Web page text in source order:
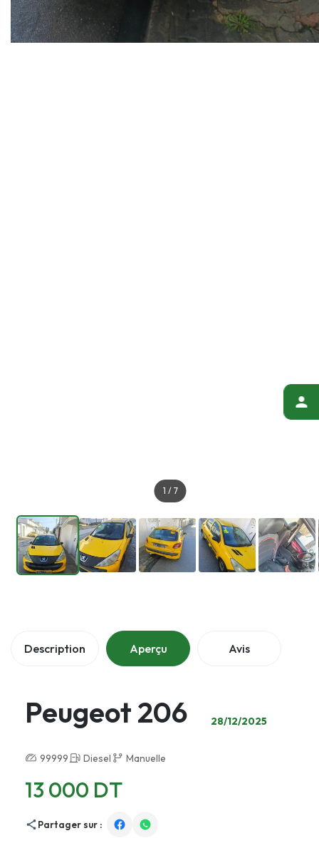
1 / 7
Description Aperçu Avis
Peugeot 206 28/12/2025
99999 Diesel Manuelle
13 000 DT
Partager sur :